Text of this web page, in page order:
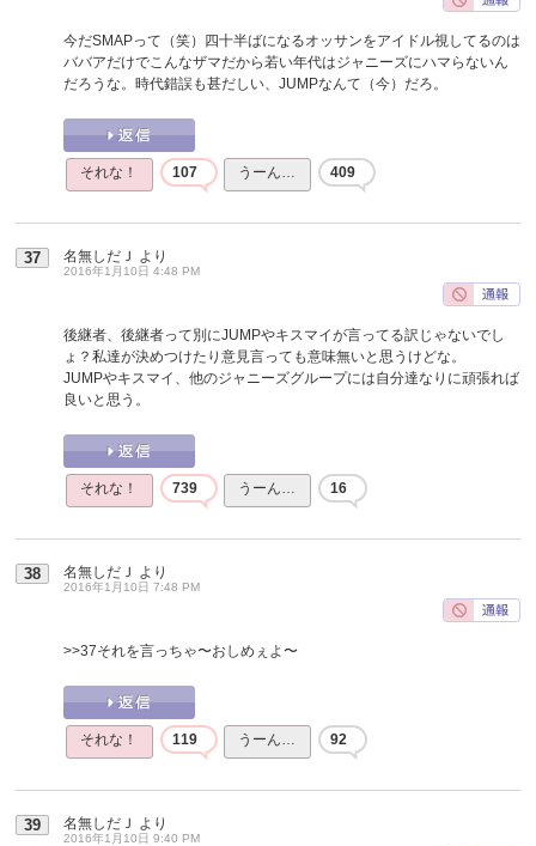
今だSMAPって（笑）四十半ばになるオッサンをアイドル視してるのは
ババアだけでこんなザマだから若い年代はジャニーズにハマらないん
だろうな。時代錯誤も甚だしい、JUMPなんて（今）だろ。
それな！ 107 うーん… 409
37 名無しだＪ より
2016年1月10日 4:48 PM
後継者、後継者って別にJUMPやキスマイが言ってる訳じゃないでし
ょ？私達が決めつけたり意見言っても意味無いと思うけどな。
JUMPやキスマイ、他のジャニーズグループには自分達なりに頑張れば
良いと思う。
それな！ 739 うーん… 16
38 名無しだＪ より
2016年1月10日 7:48 PM
>>37それを言っちゃ〜おしめぇよ〜
それな！ 119 うーん… 92
39 名無しだＪ より
2016年1月10日 9:40 PM